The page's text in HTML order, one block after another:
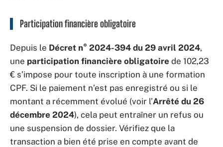
Participation financière obligatoire
Depuis le Décret n° 2024-394 du 29 avril 2024,
une participation financière obligatoire de 102,23
€ s’impose pour toute inscription à une formation
CPF. Si le paiement n’est pas enregistré ou si le
montant a récemment évolué (voir l’Arrêté du 26
décembre 2024), cela peut entraîner un refus ou
une suspension de dossier. Vérifiez que la
transaction a bien été prise en compte avant de